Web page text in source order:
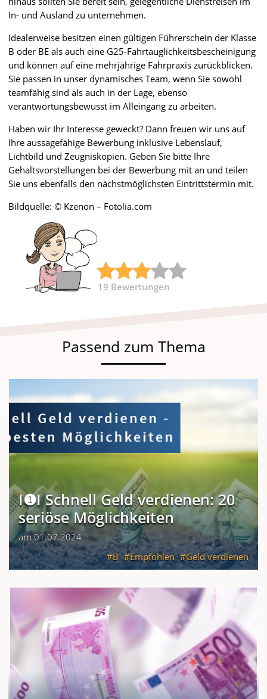
In- und Ausland zu unternehmen.
Idealerweise besitzen einen gültigen Führerschein der Klasse
B oder BE als auch eine G25-Fahrtauglichkeitsbescheinigung
und können auf eine mehrjährige Fahrpraxis zurückblicken.
Sie passen in unser dynamisches Team, wenn Sie sowohl
teamfähig sind als auch in der Lage, ebenso
verantwortungsbewusst im Alleingang zu arbeiten.
Haben wir Ihr Interesse geweckt? Dann freuen wir uns auf
Ihre aussagefähige Bewerbung inklusive Lebenslauf,
Lichtbild und Zeugniskopien. Geben Sie bitte Ihre
Gehaltsvorstellungen bei der Bewerbung mit an und teilen
Sie uns ebenfalls den nächstmöglichsten Eintrittstermin mit.
Bildquelle: © Kzenon – Fotolia.com
19 Bewertungen
Passend zum Thema
I❶I Schnell Geld verdienen: 20
seriöse Möglichkeiten
am 01.07.2024
B
Empfohlen Geld verdienen